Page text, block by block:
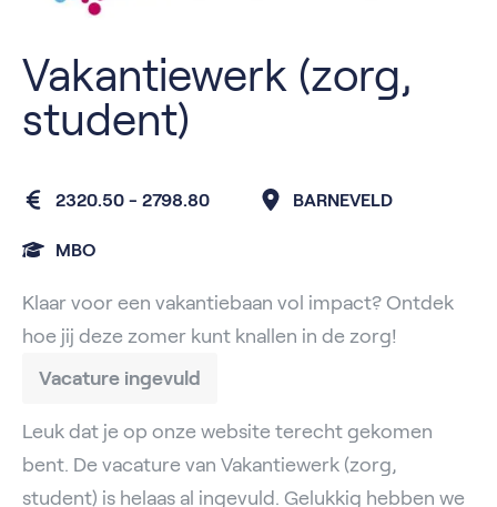
Vakantiewerk (zorg,
student)
2320.50 - 2798.80 BARNEVELD
MBO
Klaar voor een vakantiebaan vol impact? Ontdek
hoe jij deze zomer kunt knallen in de zorg!
Vacature ingevuld
Leuk dat je op onze website terecht gekomen
bent. De vacature van Vakantiewerk (zorg,
student) is helaas al ingevuld. Gelukkig hebben we